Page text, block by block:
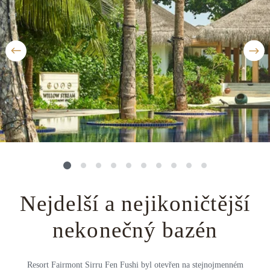
Nejdelší a nejikoničtější
nekonečný bazén
Resort Fairmont Sirru Fen Fushi byl otevřen na stejnojmenném
Všechny destinace
Private jet
Golfová dovolená
Dovolená na pláži
Prodloužený víkend
Safari
Privátní vily
Uganda
Island
Botswana
Všechny destinace